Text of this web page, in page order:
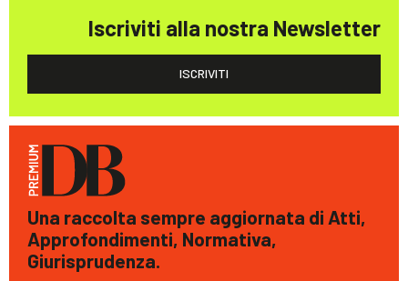
Iscriviti alla nostra Newsletter
ISCRIVITI
Una raccolta sempre aggiornata di Atti,
Approfondimenti, Normativa,
Giurisprudenza.